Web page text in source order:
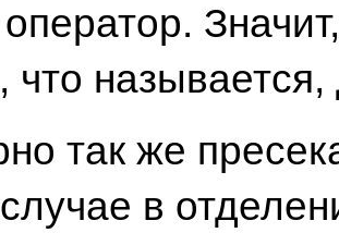
что называется,
так же
в